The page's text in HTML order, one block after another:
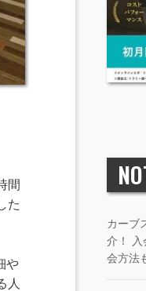
間
た
や
人
カーブ
介！ 入
会方法